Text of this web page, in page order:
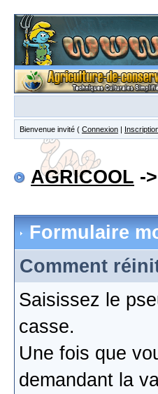
Bienvenue invité ( Connexion |
AGRICOOL -
Formulaire
Comment
Saisissez le
casse.
Une fois que
demandant la